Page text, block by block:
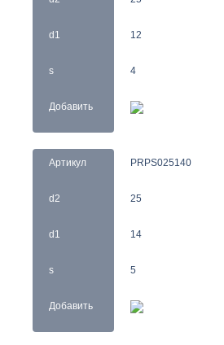
d1
s
Добавить
12
4
Артикул
d2
d1
s
Добавить
PRPS025140
25
14
5